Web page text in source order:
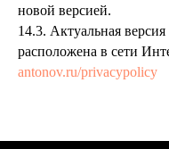
новой версией.
14.3. Актуальная
расположена в сети
antonov.ru/privacypolicy